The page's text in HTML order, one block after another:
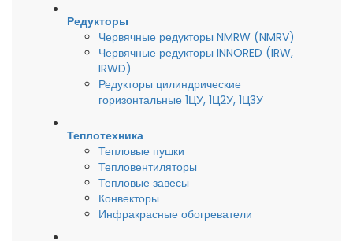
Редукторы
Червячные редукторы NMRW (NMRV)
Червячные редукторы INNORED (IRW,
IRWD)
Редукторы цилиндрические
горизонтальные 1ЦУ, 1Ц2У, 1Ц3У
Теплотехника
Тепловые пушки
Тепловентиляторы
Тепловые завесы
Конвекторы
Инфракрасные обогреватели